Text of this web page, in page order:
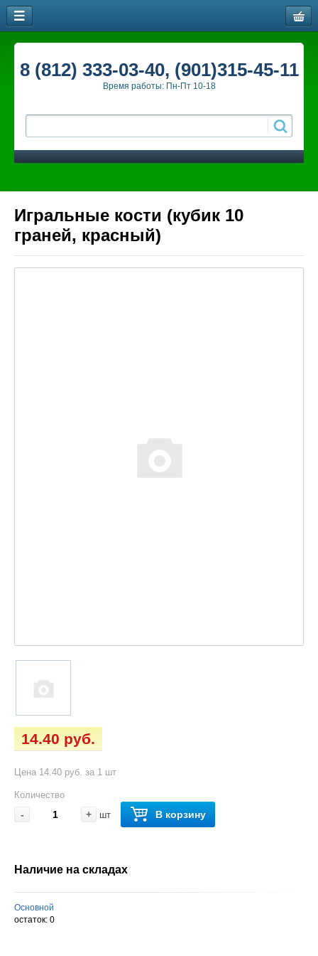
8 (812) 333-03-40, (901)315-45-11
Время работы: Пн-Пт 10-18
Игральные кости (кубик 10
граней, красный)
14.40 руб.
Цена 14.40 руб. за 1 шт
Количество
- + шт В корзину
Наличие на складах
Основной
остаток: 0